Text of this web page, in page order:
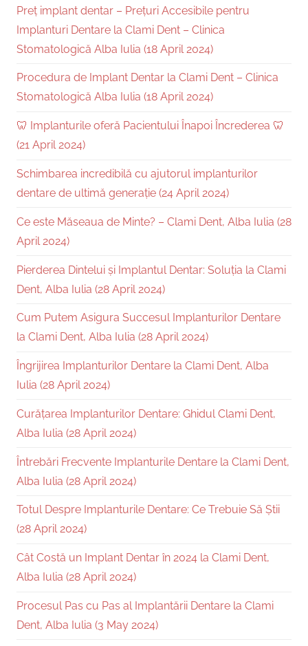
Preț implant dentar – Prețuri Accesibile pentru
Implanturi Dentare la Clami Dent – Clinica
Stomatologică Alba Iulia (18 April 2024)
Procedura de Implant Dentar la Clami Dent – Clinica
Stomatologică Alba Iulia (18 April 2024)
🦷 Implanturile oferă Pacientului Înapoi Încrederea 🦷
(21 April 2024)
Schimbarea incredibilă cu ajutorul implanturilor
dentare de ultimă generație (24 April 2024)
Ce este Măseaua de Minte? – Clami Dent, Alba Iulia (28
April 2024)
Pierderea Dintelui și Implantul Dentar: Soluția la Clami
Dent, Alba Iulia (28 April 2024)
Cum Putem Asigura Succesul Implanturilor Dentare
la Clami Dent, Alba Iulia (28 April 2024)
Îngrijirea Implanturilor Dentare la Clami Dent, Alba
Iulia (28 April 2024)
Curățarea Implanturilor Dentare: Ghidul Clami Dent,
Alba Iulia (28 April 2024)
Întrebări Frecvente Implanturile Dentare la Clami Dent,
Alba Iulia (28 April 2024)
Totul Despre Implanturile Dentare: Ce Trebuie Să Știi
(28 April 2024)
Cât Costă un Implant Dentar în 2024 la Clami Dent,
Alba Iulia (28 April 2024)
Procesul Pas cu Pas al Implantării Dentare la Clami
Dent, Alba Iulia (3 May 2024)